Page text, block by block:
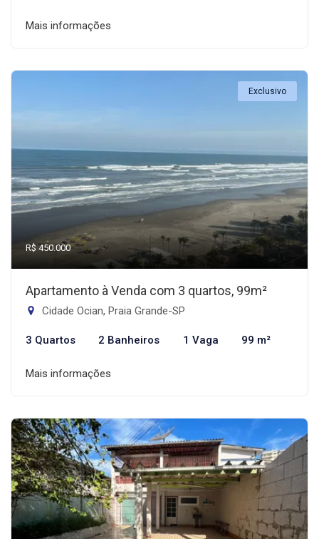
Mais informações
Exclusivo
R$ 450.000
Apartamento à Venda com 3 quartos, 99m²
Cidade Ocian, Praia Grande-SP
3 Quartos 2 Banheiros 1 Vaga 99 m²
Mais informações